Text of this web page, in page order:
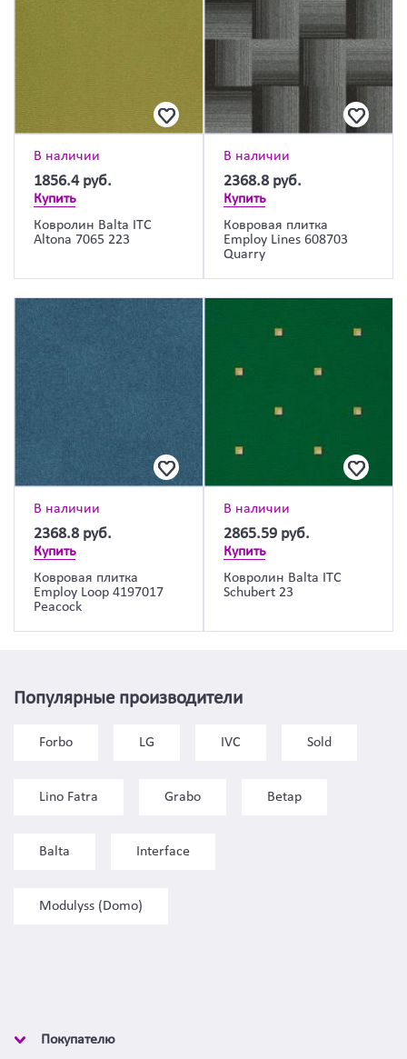
В наличии
1856.4 руб.
Купить
Ковролин Balta ITC
Altona 7065 223
В наличии
2368.8 руб.
Купить
Ковровая плитка
Employ Lines 608703
Quarry
В наличии
2368.8 руб.
Купить
Ковровая плитка
Employ Loop 4197017
Peacock
В наличии
2865.59 руб.
Купить
Ковролин Balta ITC
Schubert 23
Популярные производители
Forbo LG IVC Sold
Lino Fatra Grabo Betap
Balta Interface
Modulyss (Domo)
Покупателю